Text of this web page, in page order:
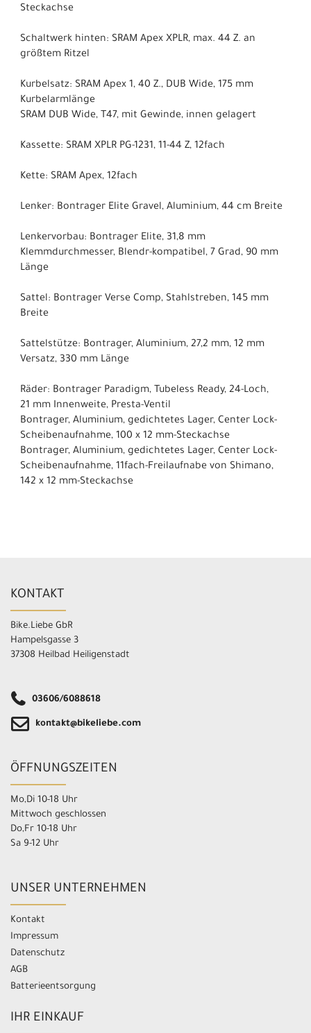
Steckachse
Schaltwerk hinten: SRAM Apex XPLR, max. 44 Z. an
größtem Ritzel
Kurbelsatz: SRAM Apex 1, 40 Z., DUB Wide, 175 mm
Kurbelarmlänge
SRAM DUB Wide, T47, mit Gewinde, innen gelagert
Kassette: SRAM XPLR PG-1231, 11-44 Z, 12fach
Kette: SRAM Apex, 12fach
Lenker: Bontrager Elite Gravel, Aluminium, 44 cm Breite
Lenkervorbau: Bontrager Elite, 31,8 mm
Klemmdurchmesser, Blendr-kompatibel, 7 Grad, 90 mm
Länge
Sattel: Bontrager Verse Comp, Stahlstreben, 145 mm
Breite
Sattelstütze: Bontrager, Aluminium, 27,2 mm, 12 mm
Versatz, 330 mm Länge
Räder: Bontrager Paradigm, Tubeless Ready, 24-Loch,
21 mm Innenweite, Presta-Ventil
Bontrager, Aluminium, gedichtetes Lager, Center Lock-
Scheibenaufnahme, 100 x 12 mm-Steckachse
Bontrager, Aluminium, gedichtetes Lager, Center Lock-
Scheibenaufnahme, 11fach-Freilaufnabe von Shimano,
142 x 12 mm-Steckachse
KONTAKT
Bike.Liebe GbR
Hampelsgasse 3
37308 Heilbad Heiligenstadt
03606/6088618
kontakt@bikeliebe.com
ÖFFNUNGSZEITEN
Mo,Di 10-18 Uhr
Mittwoch geschlossen
Do,Fr 10-18 Uhr
Sa 9-12 Uhr
UNSER UNTERNEHMEN
Kontakt
Impressum
Datenschutz
AGB
Batterieentsorgung
IHR EINKAUF